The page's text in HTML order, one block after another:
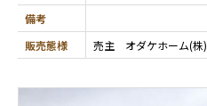
備考
販売態様
売主 オダケホーム(株)